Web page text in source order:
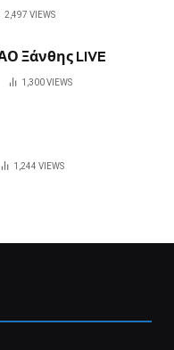
2,497 VIEWS
Ξάνθης LIVE
1,300VIEWS
1,244 VIEWS